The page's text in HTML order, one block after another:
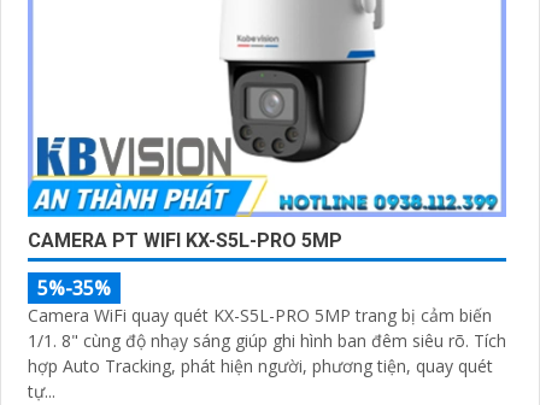
CAMERA PT WIFI KX-S5L-PRO 5MP
5%-35%
Camera WiFi quay quét KX-S5L-PRO 5MP trang bị cảm biến
1/1. 8" cùng độ nhạy sáng giúp ghi hình ban đêm siêu rõ. Tích
hợp Auto Tracking, phát hiện người, phương tiện, quay quét
tự...